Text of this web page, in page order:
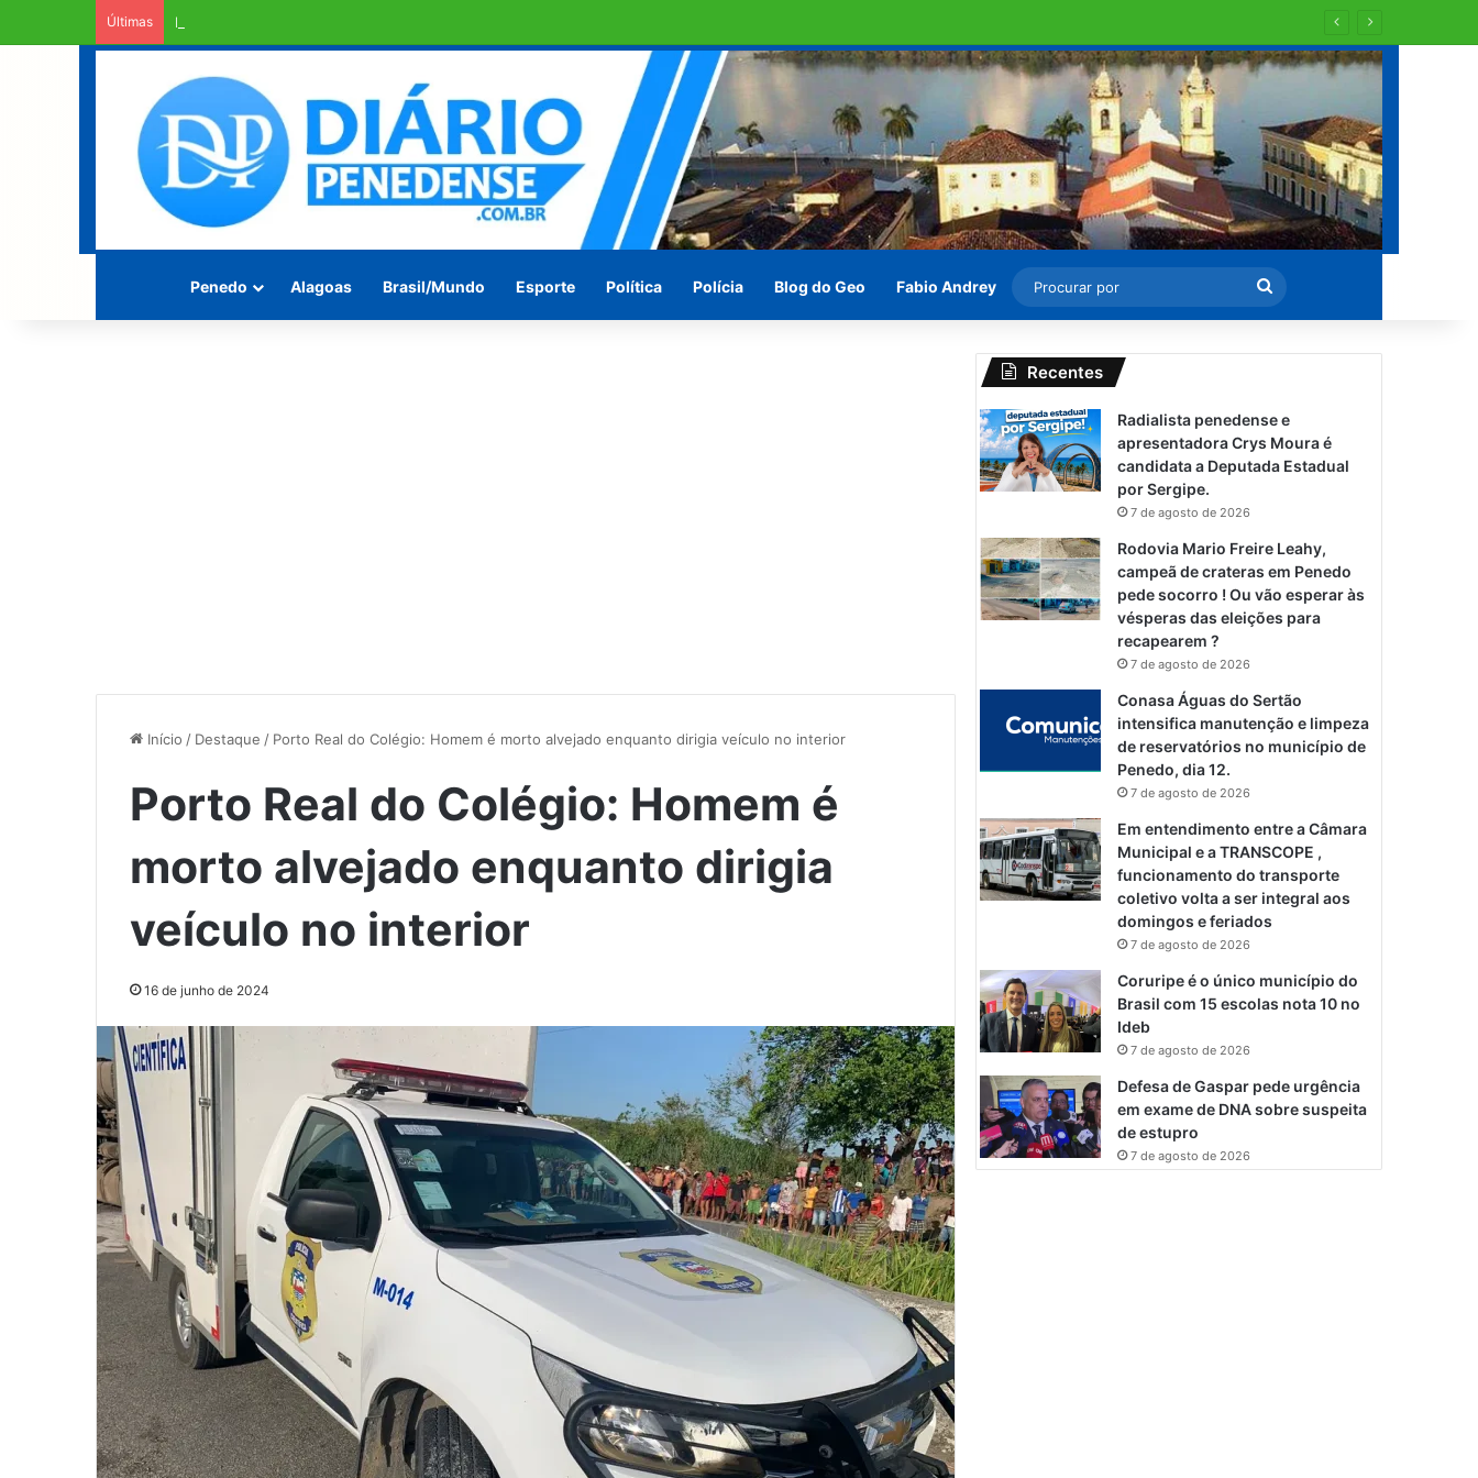
Últimas Rodovia Mario Freire Leahy, campeã de crateras em Penedo pede socorro ! Ou vão esperar às vésperas das eleições para recapearem ?
Penedo Alagoas Brasil/Mundo Esporte Política Polícia Blog do Geo Fabio Andrey
Procurar
por
Início / Destaque / Porto Real do Colégio: Homem é morto alvejado enquanto dirigia veículo no interior
Porto Real do Colégio: Homem é
morto alvejado enquanto dirigia
veículo no interior
16 de junho de 2024
Recentes
Radialista penedense e
apresentadora Crys Moura é
candidata a Deputada Estadual
por Sergipe.
7 de agosto de 2026
Rodovia Mario Freire Leahy,
campeã de crateras em Penedo
pede socorro ! Ou vão esperar às
vésperas das eleições para
recapearem ?
7 de agosto de 2026
Conasa Águas do Sertão
intensifica manutenção e limpeza
de reservatórios no município de
Penedo, dia 12.
7 de agosto de 2026
Em entendimento entre a Câmara
Municipal e a TRANSCOPE ,
funcionamento do transporte
coletivo volta a ser integral aos
domingos e feriados
7 de agosto de 2026
Coruripe é o único município do
Brasil com 15 escolas nota 10 no
Ideb
7 de agosto de 2026
Defesa de Gaspar pede urgência
em exame de DNA sobre suspeita
de estupro
7 de agosto de 2026